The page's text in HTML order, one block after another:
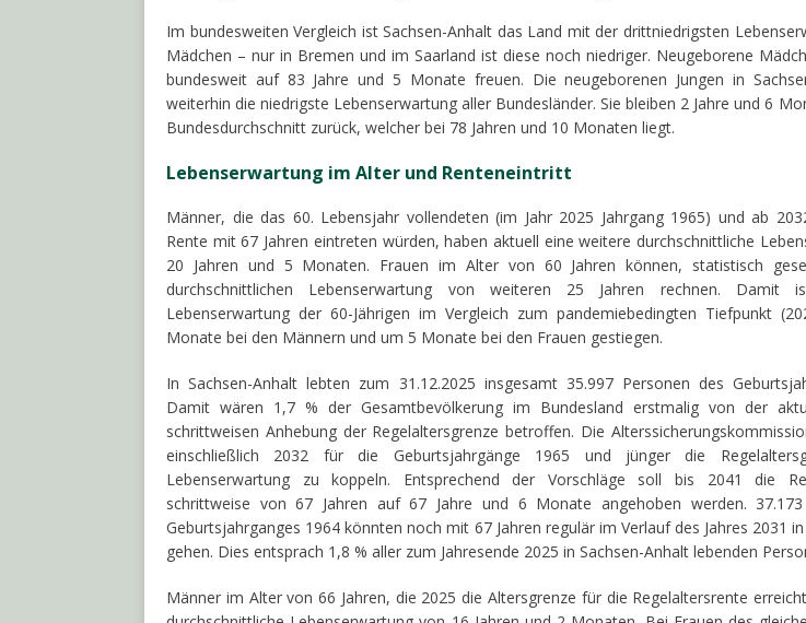
Im bundesweiten Vergleich ist Sachsen-Anhalt das Land mit der drittniedrigsten
Mädchen – nur in Bremen und im Saarland ist diese noch niedriger. Neugeborene
bundesweit auf 83 Jahre und 5 Monate freuen. Die neugeborenen Jungen in
weiterhin die niedrigste Lebenserwartung aller Bundesländer. Sie bleiben 2 Jahre und 6
Bundesdurchschnitt zurück, welcher bei 78 Jahren und 10 Monaten liegt.
Lebenserwartung im Alter und Renteneintritt
Männer, die das 60. Lebensjahr vollendeten (im Jahr 2025 Jahrgang 1965) und ab
Rente mit 67 Jahren eintreten würden, haben aktuell eine weitere durchschnittliche
20 Jahren und 5 Monaten. Frauen im Alter von 60 Jahren können, statistisch
durchschnittlichen Lebenserwartung von weiteren 25 Jahren rechnen. Damit
Lebenserwartung der 60-Jährigen im Vergleich zum pandemiebedingten Tiefpunkt
Monate bei den Männern und um 5 Monate bei den Frauen gestiegen.
In Sachsen-Anhalt lebten zum 31.12.2025 insgesamt 35.997 Personen des
Damit wären 1,7 % der Gesamtbevölkerung im Bundesland erstmalig von der
schrittweisen Anhebung der Regelaltersgrenze betroffen. Die
einschließlich 2032 für die Geburtsjahrgänge 1965 und jünger die
Lebenserwartung zu koppeln. Entsprechend der Vorschläge soll bis 2041 die
schrittweise von 67 Jahren auf 67 Jahre und 6 Monate angehoben werden.
Geburtsjahrganges 1964 könnten noch mit 67 Jahren regulär im Verlauf des Jahres 2031
gehen. Dies entsprach 1,8 % aller zum Jahresende 2025 in Sachsen-Anhalt lebenden
Männer im Alter von 66 Jahren, die 2025 die Altersgrenze für die Regelaltersrente